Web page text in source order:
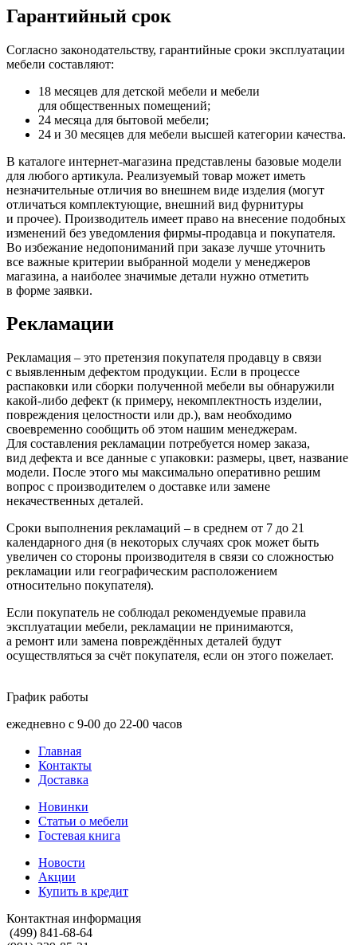
Гарантийный срок
Согласно законодательству, гарантийные сроки эксплуатации
мебели составляют:
18 месяцев для детской мебели и мебели
для общественных помещений;
24 месяца для бытовой мебели;
24 и 30 месяцев для мебели высшей категории качества.
В каталоге интернет-магазина представлены базовые модели
для любого артикула. Реализуемый товар может иметь
незначительные отличия во внешнем виде изделия (могут
отличаться комплектующие, внешний вид фурнитуры
и прочее). Производитель имеет право на внесение подобных
изменений без уведомления фирмы-продавца и покупателя.
Во избежание недопониманий при заказе лучше уточнить
все важные критерии выбранной модели у менеджеров
магазина, а наиболее значимые детали нужно отметить
в форме заявки.
Рекламации
Рекламация – это претензия покупателя продавцу в связи
с выявленным дефектом продукции. Если в процессе
распаковки или сборки полученной мебели вы обнаружили
какой-либо дефект (к примеру, некомплектность изделии,
повреждения целостности или др.), вам необходимо
своевременно сообщить об этом нашим менеджерам.
Для составления рекламации потребуется номер заказа,
вид дефекта и все данные с упаковки: размеры, цвет, название
модели. После этого мы максимально оперативно решим
вопрос с производителем о доставке или замене
некачественных деталей.
Сроки выполнения рекламаций – в среднем от 7 до 21
календарного дня (в некоторых случаях срок может быть
увеличен со стороны производителя в связи со сложностью
рекламации или географическим расположением
относительно покупателя).
Если покупатель не соблюдал рекомендуемые правила
эксплуатации мебели, рекламации не принимаются,
а ремонт или замена повреждённых деталей будут
осуществляться за счёт покупателя, если он этого пожелает.
График работы
ежедневно с 9-00 до 22-00 часов
Главная
Контакты
Доставка
Новинки
Статьи о мебели
Гостевая книга
Новости
Акции
Купить в кредит
Контактная информация
(499) 841-68-64